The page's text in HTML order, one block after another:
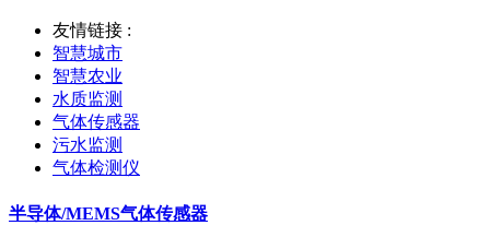
友情链接 :
智慧城市
智慧农业
水质监测
气体传感器
污水监测
气体检测仪
半导体/MEMS气体传感器